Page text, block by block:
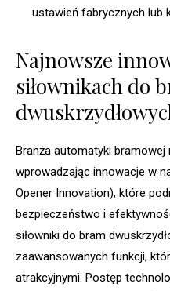
ustawień fabrycznych lub
Najnowsze
siłownikach do
Branża automatyki bramowej
wprowadzając innowacje w
Opener Innovation), które
bezpieczeństwo i
siłowniki do bram
zaawansowanych funkcji,
atrakcyjnymi. Postęp